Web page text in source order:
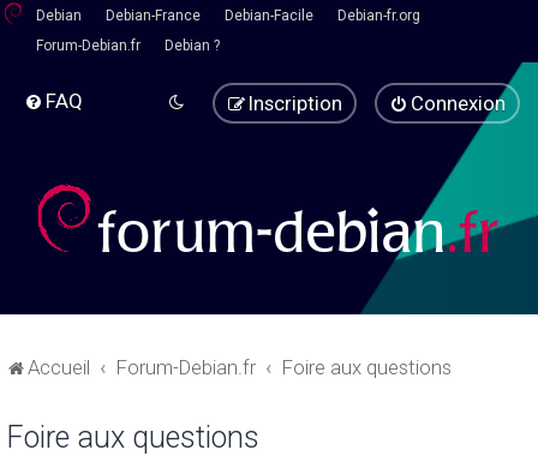
Debian Debian-France Debian-Facile
Debian-fr.org
Forum-Debian.fr
Debian ?
FAQ Connexion
Inscription
Accueil Forum-Debian.fr Foire aux questions
Foire aux questions